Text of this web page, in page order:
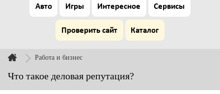
Авто Игры Интересное Сервисы
Проверить сайт Каталог
Работа и бизнес
Что такое деловая репутация?